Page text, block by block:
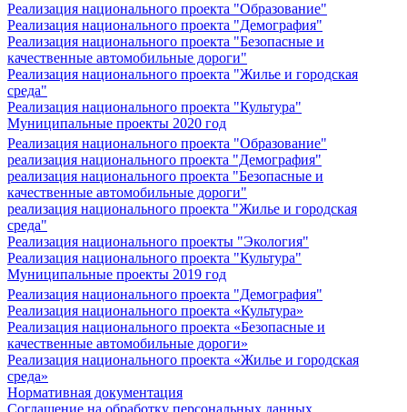
Реализация национального проекта "Образование"
Реализация национального проекта "Демография"
Реализация национального проекта "Безопасные и
качественные автомобильные дороги"
Реализация национального проекта "Жилье и городская
среда"
Реализация национального проекта "Культура"
Муниципальные проекты 2020 год
Реализация национального проекта "Образование"
реализация национального проекта "Демография"
реализация национального проекта "Безопасные и
качественные автомобильные дороги"
реализация национального проекта "Жилье и городская
среда"
Реализация национального проекты "Экология"
Реализация национального проекта "Культура"
Муниципальные проекты 2019 год
Реализация национального проекта "Демография"
Реализация национального проекта «Культура»
Реализация национального проекта «Безопасные и
качественные автомобильные дороги»
Реализация национального проекта «Жилье и городская
среда»
Нормативная документация
Соглашение на обработку персональных данных